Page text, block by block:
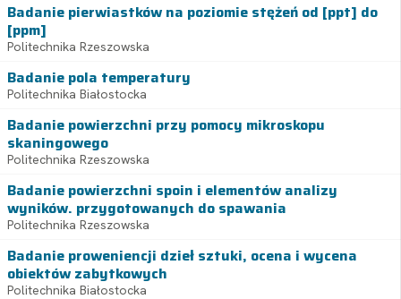
Badanie pierwiastków na poziomie stężeń od [ppt] do
[ppm]
Politechnika Rzeszowska
Badanie pola temperatury
Politechnika Białostocka
Badanie powierzchni przy pomocy mikroskopu
skaningowego
Politechnika Rzeszowska
Badanie powierzchni spoin i elementów analizy
wyników. przygotowanych do spawania
Politechnika Rzeszowska
Badanie proweniencji dzieł sztuki, ocena i wycena
obiektów zabytkowych
Politechnika Białostocka